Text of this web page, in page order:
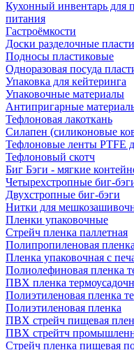
Кухонный инвентарь для
питания
Гастроёмкости
Доски разделочные
Подносы пластиковые
Одноразовая посуда
Упаковка для кейтеринга
Упаковочные материалы
Антипригарные
Тефлоновая лакоткань
Силапен (силиконовые
Тефлоновые ленты PTFE
Тефлоновый скотч
Биг Бэги - мягкие
Четырехстропные биг-
Двухстропные биг-бэги
Нитки для
Пленки упаковочные
Стрейч пленка паллетная
Полипропиленовая пленка
Пленка упаковочная с
Полиолефиновая пленка
ПВХ пленка
Полиэтиленовая пленка
Полиэтиленовая пленка
ПВХ стрейч пищевая
ПВХ стрейтч
Стрейч пленка пищевая